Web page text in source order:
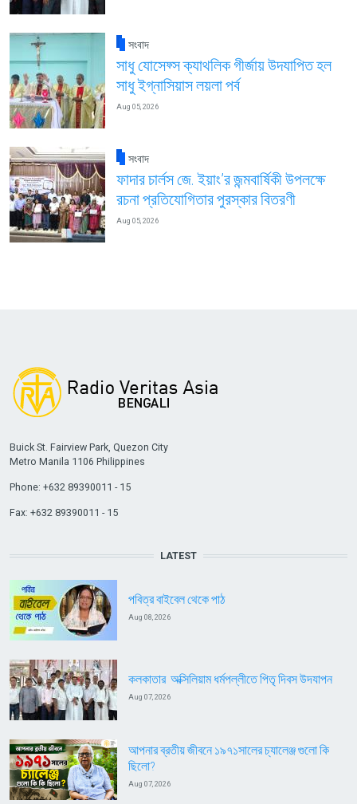
সংবাদ
সাধু যোসেফ্স ক্যাথলিক গীর্জায় উদযাপিত হল
সাধু ইগ্নাসিয়াস লয়লা পর্ব
Aug 05, 2026
সংবাদ
ফাদার চার্লস জে. ইয়াং’র জন্মবার্ষিকী উপলক্ষে
রচনা প্রতিযোগিতার পুরস্কার বিতরণী
Aug 05, 2026
Buick St. Fairview Park, Quezon City
Metro Manila 1106 Philippines
Phone: +632 89390011 - 15
Fax: +632 89390011 - 15
LATEST
পবিত্র বাইবেল থেকে পাঠ
Aug 08, 2026
কলকাতার অক্সিলিয়াম ধর্মপল্লীতে পিতৃ দিবস উদযাপন
Aug 07, 2026
আপনার ব্রতীয় জীবনে ১৯৭১সালের চ্যালেঞ্জ গুলো কি
ছিলো?
Aug 07, 2026